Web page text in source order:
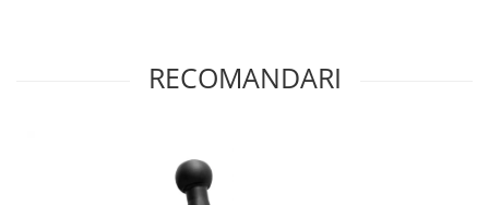
RECOMANDARI